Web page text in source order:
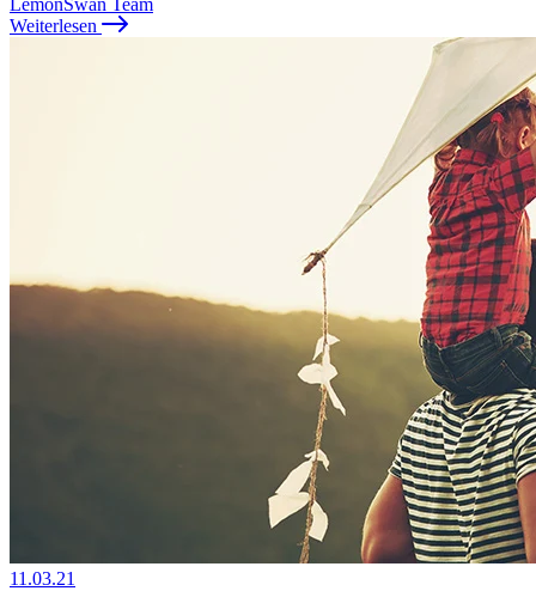
LemonSwan Team
Weiterlesen
11.03.21